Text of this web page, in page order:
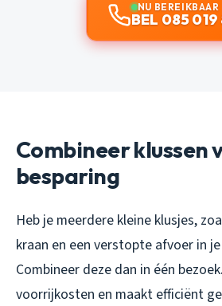
NU BEREIKBAAR
BEL 085 019
Combineer klussen
besparing
Heb je meerdere kleine klusjes,
kraan en een verstopte afvoer in
Combineer deze dan in één
voorrijkosten en maakt efficiënt